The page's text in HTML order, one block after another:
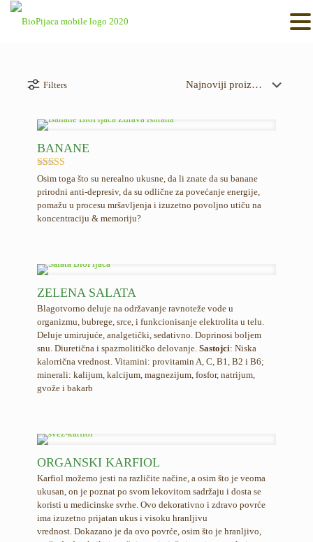
Filters
BANANE
Ocenjeno
5.00
od 5
Osim toga što su nerealno ukusne, da li znate da su banane
prirodni anti-depresiv, da su odlične za povećanje energije,
pomažu u procesu mršavljenja i izuzetno povoljno utiču na
koncentraciju & memoriju?
ZELENA SALATA
Blagotvorno deluje na održavanje ravnoteže vode u
organizmu, bubrege, srce, i funkcionisanje elektrolita u telu.
Deluje umirujuće, analgetički, sedativno. Doprinosi boljem
snu. Diuretična i spazmolitičko delovanje. Sastojci: Niska
kalorrična vrednost. Vitamini: provitamin A, C, B1, B2 i B6;
minerali: kalijum, kalcijum, magnezijum, fosfor, natrijum,
gvože i bakarb
ORGANSKI KARFIOL
Karfiol možemo jesti na različite načine, a osim što je veoma
ukusan, on je poznat po svom lekovitom sadržaju i dosta se
koristi u medicinske svrhe. Ovo dekorativno i zdravo povrće
ima izuzetno prijatan ukus i visoku hranljivu
vrednost. Dokazano je da ovo povrće, osim što je hranljivo,